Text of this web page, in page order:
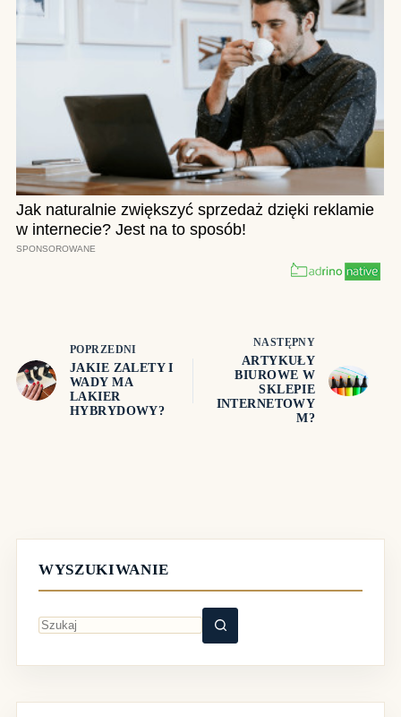
POPRZEDNI
JAKIE ZALETY I
WADY MA
LAKIER
HYBRYDOWY?
NASTĘPNY
ARTYKUŁY
BIUROWE W
SKLEPIE
INTERNETOWY
M?
WYSZUKIWANIE
wyników